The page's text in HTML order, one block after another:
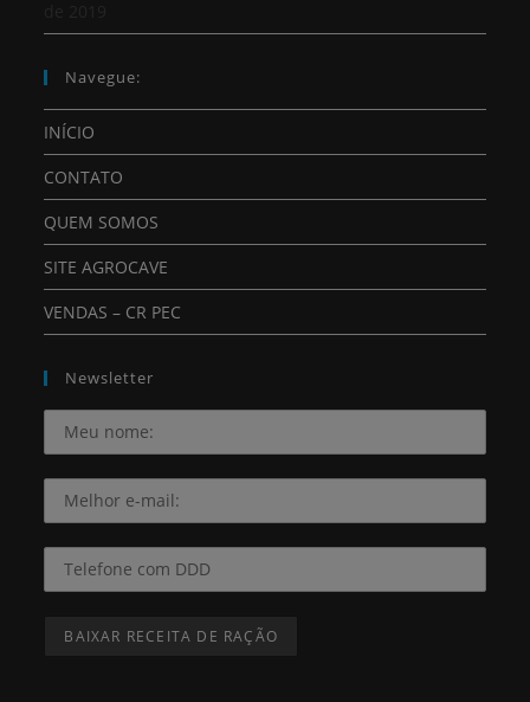
Navegue:
INÍCIO
CONTATO
QUEM SOMOS
SITE AGROCAVE
VENDAS – CR PEC
Newsletter